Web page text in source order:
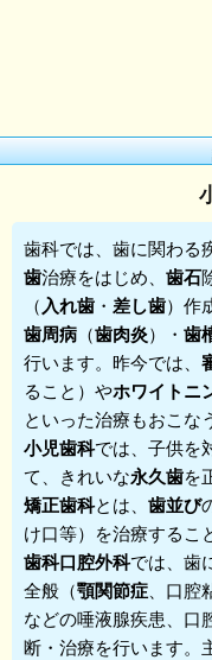
歯科では、歯に関わる
歯治療をはじめ、 歯石
（入れ歯 ・ 差し歯）作
歯周病 （歯肉炎）・ 歯
行います。昨今では、
ること）やホワイトニ
といった治療もおこな
小児歯科では、子供を
て、きれいな永久歯を
矯正歯科とは、 歯並び
け口等）を治療するこ
歯科口腔外科では、歯
全般（顎関節症 、口
などの唾液腺疾患、口
断・治療を行います。